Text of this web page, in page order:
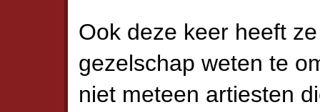
Ook deze keer heeft
gezelschap weten te
niet meteen artiesten